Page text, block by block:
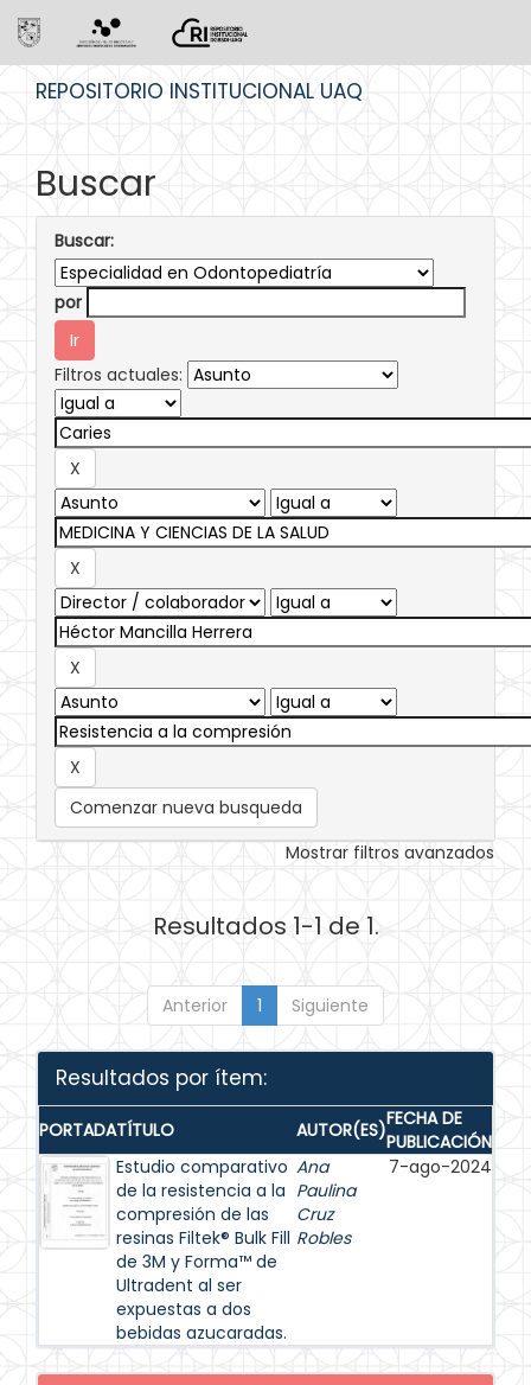
REPOSITORIO INSTITUCIONAL UAQ
Buscar
Buscar:
por
Filtros actuales:
Comenzar nueva busqueda
Mostrar filtros avanzados
Resultados 1-1 de 1.
Anterior 1 Siguiente
Resultados por ítem:
PORTADATÍTULO AUTOR(ES)FECHA DE
PUBLICACIÓN
Estudio comparativo
de la resistencia a la
compresión de las
resinas Filtek® Bulk Fill
de 3M y Forma™ de
Ultradent al ser
expuestas a dos
bebidas azucaradas.
Ana
Paulina
Cruz
Robles
7-ago-2024